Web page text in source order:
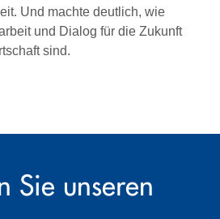
Und machte deutlich, wie
und Dialog für die Zukunft
sind.
Sie unseren